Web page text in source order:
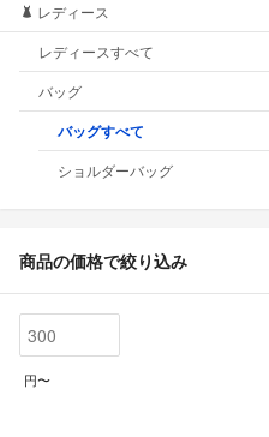
レディース
レディースすべて
バッグ
バッグすべて
ショルダーバッグ
商品の価格で絞り込み
円〜